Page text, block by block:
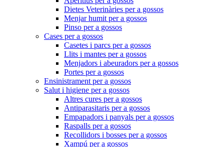
Dietes Veterinàries per a gossos
Menjar humit per a gossos
Pinso per a gossos
Cases per a gossos
Casetes i parcs per a gossos
Llits i mantes per a gossos
Menjadors i abeuradors per a gossos
Portes per a gossos
Ensinistrament per a gossos
Salut i higiene per a gossos
Altres cures per a gossos
Antiparasitaris per a gossos
Empapadors i panyals per a gossos
Raspalls per a gossos
Recollidors i bosses per a gossos
Xampú per a gossos